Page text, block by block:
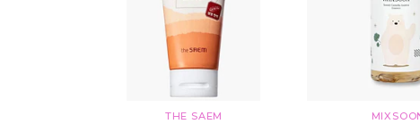
THE SAEM